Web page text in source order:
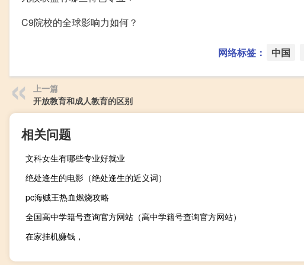
C9院校的全球影响力如何？
网络标签： 中国
上一篇
开放教育和成人教育的区别
相关问题
文科女生有哪些专业好就业
绝处逢生的电影（绝处逢生的近义词）
pc海贼王热血燃烧攻略
全国高中学籍号查询官方网站（高中学籍号查询官方网站）
在家挂机赚钱，